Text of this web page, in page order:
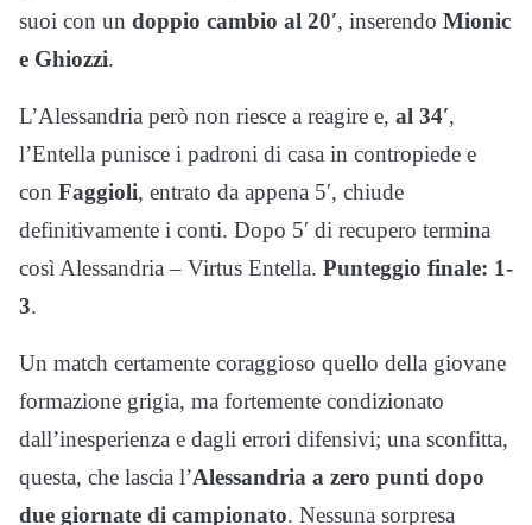
suoi con un doppio cambio al 20′, inserendo Mionic
e Ghiozzi.
L’Alessandria però non riesce a reagire e, al 34′,
l’Entella punisce i padroni di casa in contropiede e
con Faggioli, entrato da appena 5′, chiude
definitivamente i conti. Dopo 5′ di recupero termina
così Alessandria – Virtus Entella. Punteggio finale: 1-
3.
Un match certamente coraggioso quello della giovane
formazione grigia, ma fortemente condizionato
dall’inesperienza e dagli errori difensivi; una sconfitta,
questa, che lascia l’Alessandria a zero punti dopo
due giornate di campionato. Nessuna sorpresa